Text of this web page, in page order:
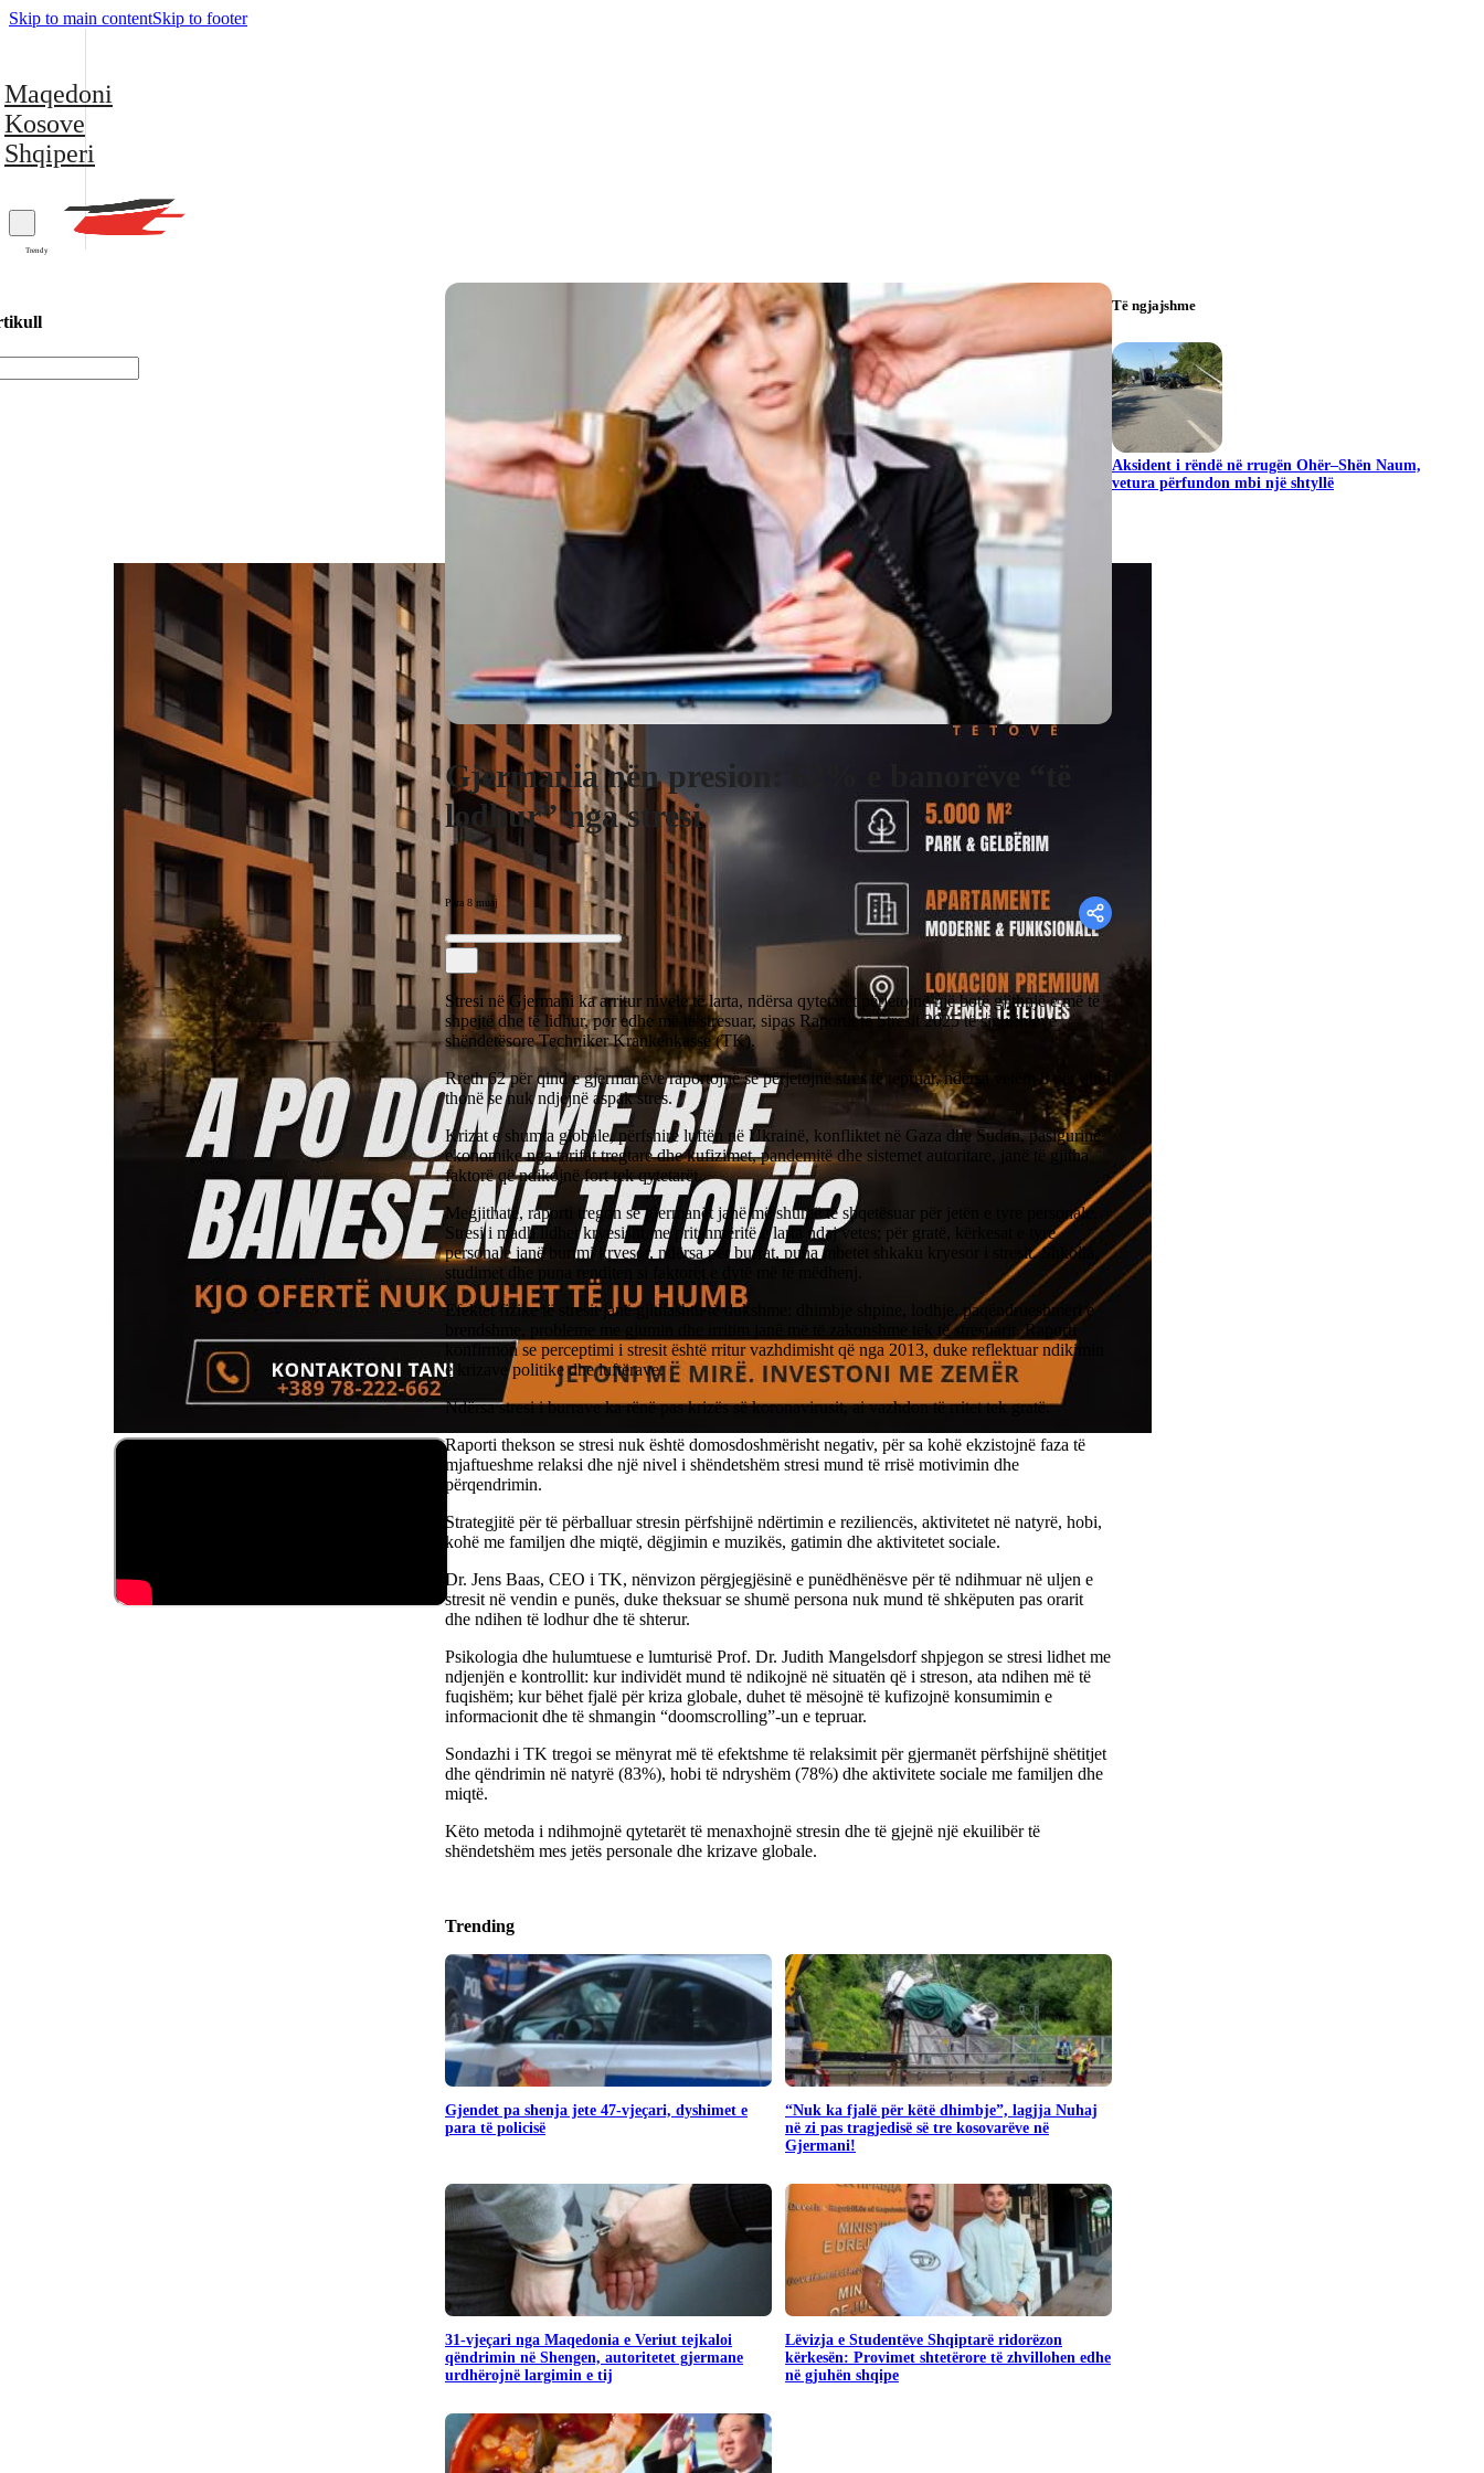
Skip to main contentSkip to footer
Maqedoni
Kosove
Shqiperi
Trendy
Gjermania nën presion: 62% e banorëve “të
lodhur” nga stresi
Para 8 muaj
Stresi në Gjermani ka arritur nivele të larta, ndërsa qytetarët përjetojnë një botë gjithnjë e më të
shpejtë dhe të lidhur, por edhe më të stresuar, sipas Raportit të Stresit 2025 të sigurimeve
shëndetësore Techniker Krankenkasse (TK).
Rreth 62 për qind e gjermanëve raportojnë se përjetojnë stres të tepruar, ndërsa vetëm 8 për qind
thonë se nuk ndjejnë aspak stres.
Krizat e shumta globale, përfshirë luftën në Ukrainë, konfliktet në Gaza dhe Sudan, pasigurinë
ekonomike nga tarifat tregtare dhe kufizimet, pandemitë dhe sistemet autoritare, janë të gjitha
faktorë që ndikojnë fort tek qytetarët.
Megjithatë, raporti tregon se gjermanët janë më shumë të shqetësuar për jetën e tyre personale.
Stresi i madh lidhet kryesisht me pritshmëritë e larta ndaj vetes; për gratë, kërkesat e tyre
personale janë burimi kryesor, ndërsa për burrat, puna mbetet shkaku kryesor i stresit. Shkolla,
studimet dhe puna renditen si faktorët e dytë më të mëdhenj.
Efektet fizike të stresit janë gjithashtu të dukshme: dhimbje shpine, lodhje, paqëndrueshmëri e
brendshme, probleme me gjumin dhe irritim janë më të zakonshme tek të stresuarit. Raporti
konfirmon se perceptimi i stresit është rritur vazhdimisht që nga 2013, duke reflektuar ndikimin
e krizave politike dhe luftërave.
Ndërsa stresi i burrave ka rënë pas krizës së koronavirusit, ai vazhdon të rritet tek gratë.
Raporti thekson se stresi nuk është domosdoshmërisht negativ, për sa kohë ekzistojnë faza të
mjaftueshme relaksi dhe një nivel i shëndetshëm stresi mund të rrisë motivimin dhe
përqendrimin.
Strategjitë për të përballuar stresin përfshijnë ndërtimin e reziliencës, aktivitetet në natyrë, hobi,
kohë me familjen dhe miqtë, dëgjimin e muzikës, gatimin dhe aktivitetet sociale.
Dr. Jens Baas, CEO i TK, nënvizon përgjegjësinë e punëdhënësve për të ndihmuar në uljen e
stresit në vendin e punës, duke theksuar se shumë persona nuk mund të shkëputen pas orarit
dhe ndihen të lodhur dhe të shterur.
Psikologia dhe hulumtuese e lumturisë Prof. Dr. Judith Mangelsdorf shpjegon se stresi lidhet me
ndjenjën e kontrollit: kur individët mund të ndikojnë në situatën që i streson, ata ndihen më të
fuqishëm; kur bëhet fjalë për kriza globale, duhet të mësojnë të kufizojnë konsumimin e
informacionit dhe të shmangin “doomscrolling”-un e tepruar.
Sondazhi i TK tregoi se mënyrat më të efektshme të relaksimit për gjermanët përfshijnë shëtitjet
dhe qëndrimin në natyrë (83%), hobi të ndryshëm (78%) dhe aktivitete sociale me familjen dhe
miqtë.
Këto metoda i ndihmojnë qytetarët të menaxhojnë stresin dhe të gjejnë një ekuilibër të
shëndetshëm mes jetës personale dhe krizave globale.
Trending
Gjendet pa shenja jete 47-vjeçari, dyshimet e
para të policisë
“Nuk ka fjalë për këtë dhimbje”, lagjja Nuhaj
në zi pas tragjedisë së tre kosovarëve në
Gjermani!
31-vjeçari nga Maqedonia e Veriut tejkaloi
qëndrimin në Shengen, autoritetet gjermane
urdhërojnë largimin e tij
Lëvizja e Studentëve Shqiptarë ridorëzon
kërkesën: Provimet shtetërore të zhvillohen edhe
në gjuhën shqipe
Të ngjajshme
Aksident i rëndë në rrugën Ohër–Shën Naum,
vetura përfundon mbi një shtyllë